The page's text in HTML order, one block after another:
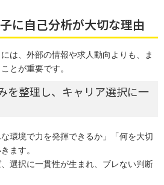
に自己分析が大切な理由
は、外部の情報や求人動向よりも、ま
とが重要です。
を整理し、キャリア選択に一
環境で力を発揮できるか」「何を大切
ます。
選択に一貫性が生まれ、ブレない判断